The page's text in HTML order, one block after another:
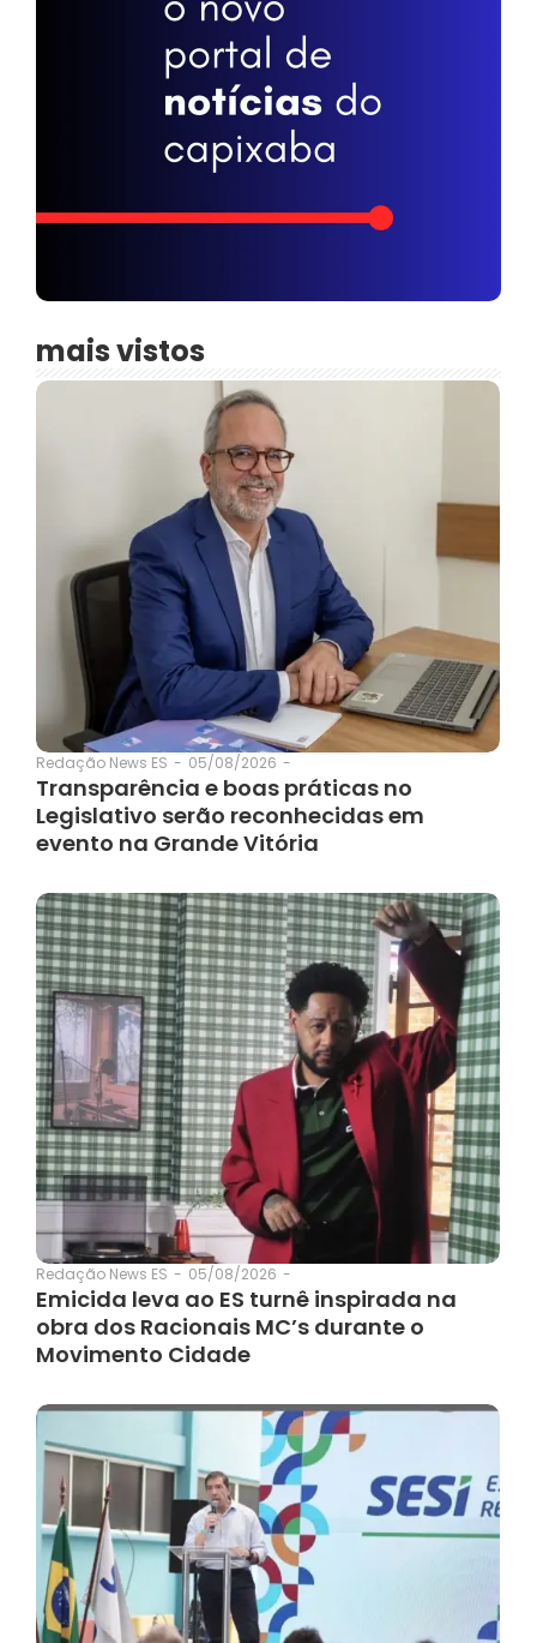
mais vistos
Redação News ES - 05/08/2026 -
Transparência e boas práticas no
Legislativo serão reconhecidas em
evento na Grande Vitória
Redação News ES - 05/08/2026 -
Emicida leva ao ES turnê inspirada na
obra dos Racionais MC’s durante o
Movimento Cidade